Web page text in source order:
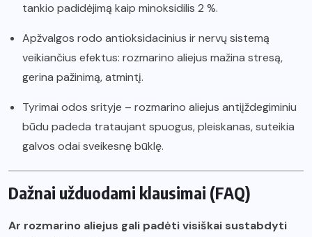
tankio padidėjimą kaip minoksidilis 2 %.
Apžvalgos rodo antioksidacinius ir nervų sistemą
veikiančius efektus: rozmarino aliejus mažina stresą,
gerina pažinimą, atmintį.
Tyrimai odos srityje – rozmarino aliejus antiįždegiminiu
būdu padeda trataujant spuogus, pleiskanas, suteikia
galvos odai sveikesnę būklę.
Dažnai užduodami klausimai (FAQ)
Ar rozmarino aliejus gali padėti visiškai sustabdyti